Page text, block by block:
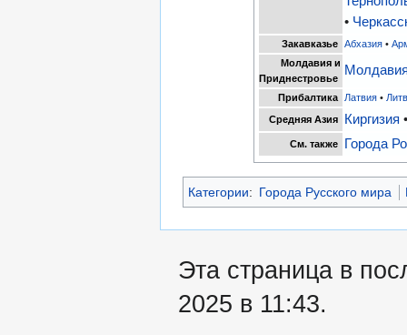
•
Закавказье Абхазия •
Молдавия и
Приднестровье
Прибалтика Латвия •
Средняя Азия
Киргизия
См. также Города
Категории: Города Русского мира
Эта страница в
2025 в 11:43.